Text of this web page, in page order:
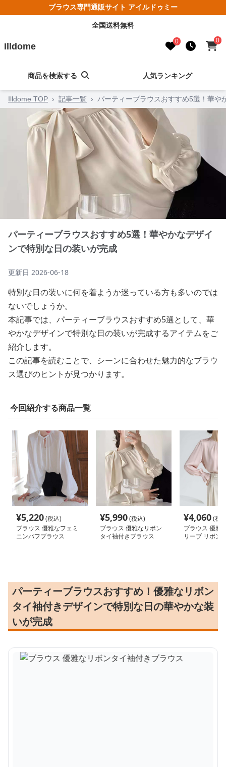
ブラウス専門通販サイト アイルドゥミー
全国送料無料
Illdome 0 0
商品を検索する 人気ランキング
Illdome TOP › 記事一覧 › パーティーブラウスおすすめ5選！華や
パーティーブラウスおすすめ5選！華やかなデザイ
ンで特別な日の装いが完成
更新日 2026-06-18
特別な日の装いに何を着ようか迷っている方も多いのでは
ないでしょうか。
本記事では、パーティーブラウスおすすめ5選として、華
やかなデザインで特別な日の装いが完成するアイテムをご
紹介します。
この記事を読むことで、シーンに合わせた魅力的なブラウ
ス選びのヒントが見つかります。
今回紹介する商品一覧
¥5,220(税込)
ブラウス 優雅なフェミ
ニンパフブラウス
¥5,990(税込)
ブラウス 優雅なリボン
タイ袖付きブラウス
¥4,060(税
ブラウス 優雅
リーブ リボン
パーティーブラウスおすすめ！優雅なリボン
タイ袖付きデザインで特別な日の華やかな装
いが完成